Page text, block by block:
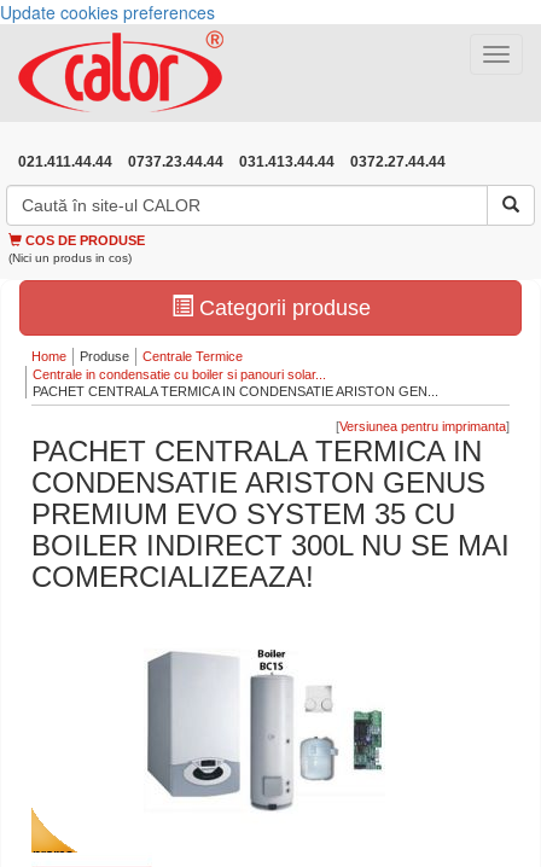
Update cookies preferences
Toggle
021.411.44.44 0737.23.44.44 031.413.44.44 0372.27.44.44
COS DE PRODUSE
(Nici un produs in cos)
Categorii produse
Home Produse
Centrale Termice
Centrale in condensatie cu boiler si panouri solar...
PACHET CENTRALA TERMICA IN CONDENSATIE ARISTON GEN...
[ ]
PACHET CENTRALA TERMICA IN
CONDENSATIE ARISTON GENUS
PREMIUM EVO SYSTEM 35 CU
BOILER INDIRECT 300L NU SE MAI
COMERCIALIZEAZA!